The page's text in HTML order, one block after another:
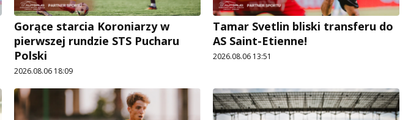
Gorące starcia Koroniarzy w
pierwszej rundzie STS Pucharu
Polski
2026.08.06 18:09
Tamar Svetlin bliski transferu do
AS Saint-Etienne!
2026.08.06 13:51